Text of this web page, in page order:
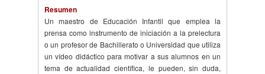
Resumen
Un maestro de Educación Infantil que emplea la
prensa como instrumento de iniciación a la prelectura
o un profesor de Bachillerato o Universidad que utiliza
un vídeo didáctico para motivar a sus alumnos en un
tema de actualidad científica, le pueden, sin duda,